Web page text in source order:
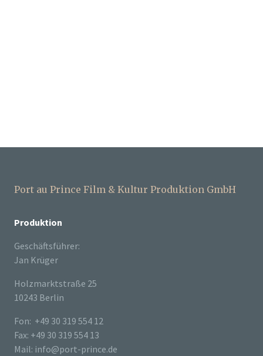
Port au Prince Film & Kultur Produktion GmbH
Produktion
Geschäftsführer:
Jan Krüger
Holzmarktstraße 25
10243 Berlin
Fon: +49 30 319 554 12
Fax: +49 30 319 554 13
Mail: info@port-prince.de